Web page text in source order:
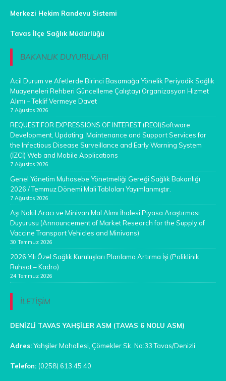
Merkezi Hekim Randevu Sistemi
Tavas İlçe Sağlık Müdürlüğü
BAKANLIK DUYURULARI
Acil Durum ve Afetlerde Birinci Basamağa Yönelik Periyodik Sağlık
Muayeneleri Rehberi Güncelleme Çalıştayı Organizasyon Hizmet
Alımı – Teklif Vermeye Davet
7 Ağustos 2026
REQUEST FOR EXPRESSIONS OF INTEREST (REOI)Software
Development, Updating, Maintenance and Support Services for
the Infectious Disease Surveillance and Early Warning System
(İZCİ) Web and Mobile Applications
7 Ağustos 2026
Genel Yönetim Muhasebe Yönetmeliği Gereği Sağlık Bakanlığı
2026 / Temmuz Dönemi Mali Tabloları Yayımlanmıştır.
7 Ağustos 2026
Aşı Nakil Aracı ve Minivan Mal Alımı İhalesi Piyasa Araştırması
Duyurusu (Announcement of Market Research for the Supply of
Vaccine Transport Vehicles and Minivans)
30 Temmuz 2026
2026 Yılı Özel Sağlık Kuruluşları Planlama Artırma İşi (Poliklinik
Ruhsat – Kadro)
24 Temmuz 2026
İLETİŞİM
DENİZLİ TAVAS YAHŞİLER ASM (TAVAS 6 NOLU ASM)
Adres:Yahşiler Mahallesi, Çömekler Sk. No:33 Tavas/Denizli
Telefon: (0258) 613 45 40